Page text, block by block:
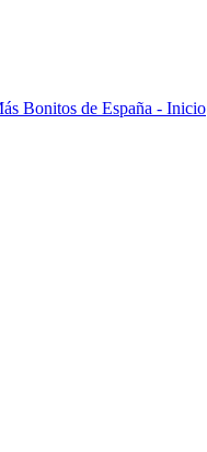
Bonitos de España - Inicio